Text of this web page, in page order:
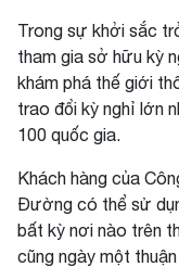
Trong sự khởi sắc
tham gia sở hữu kỳ
khám phá thế giới
trao đổi kỳ nghỉ lớn
100 quốc gia.
Khách hàng của
Đường có thể sử
bất kỳ nơi nào trên
cũng ngày một